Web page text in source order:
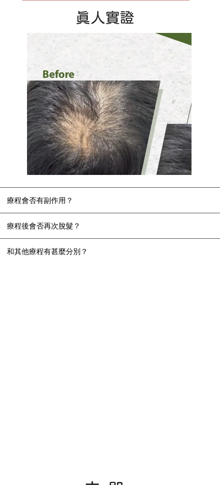
​真人實證
療程會否有副作用？
療程後會否再次脫髮？
和其他療程有甚麼分別？